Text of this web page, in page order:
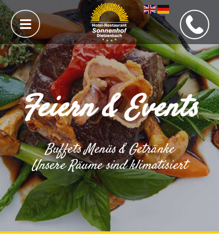
Feiern & Events
Buffets Menüs & Getränke
Unsere Räume sind klimatisiert